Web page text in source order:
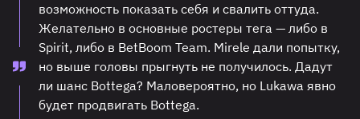
возможность показать себя и свалить оттуда.
Желательно в основные ростеры тега — либо в
Spirit, либо в BetBoom Team. Mirele дали попытку,
но выше головы прыгнуть не получилось. Дадут
ли шанс Bottega? Маловероятно, но Lukawa явно
будет продвигать Bottega.